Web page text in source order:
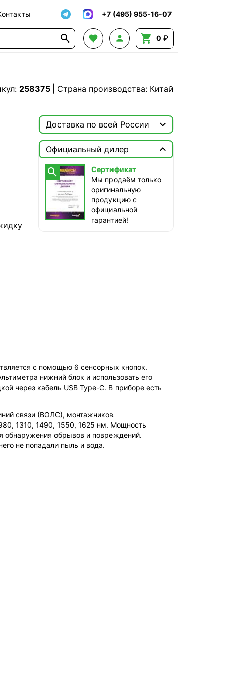
+7 (495) 955-16-07
    0 ₽
258375 Страна производства: Китай
Доставка по всей России 
 Москва
ТопРадар — Курьер
завтра, от 350 ₽
ТопРадар — Самовывоз
сегодня, бесплатно
наб. Бережковская, д. 20, стр. 19
Официальный дилер


Сертификат
Мы продаём только
оригинальную
продукцию с
официальной
гарантией!
с помощью 6 сенсорных кнопок.
нижний блок и использовать его
через кабель USB Type-C. В приборе есть
связи (ВОЛС), монтажников
1310, 1490, 1550, 1625 нм. Мощность
обнаружения обрывов и повреждений.
не попадали пыль и вода.